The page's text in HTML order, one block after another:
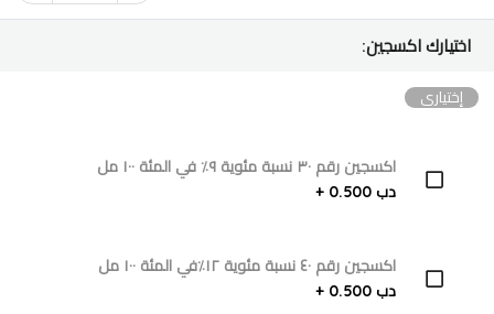
اختيارك اكسجين:
إختياري
اكسجين رقم ٣٠ نسبة مئوية ٩٪؜ في المئة ١٠٠ مل
دب 0.500 +
اكسجين رقم ٤٠ نسبة مئوية ١٢٪في المئة ١٠٠ مل
دب 0.500 +